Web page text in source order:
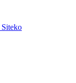
Siteko